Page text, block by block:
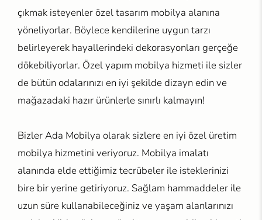
çıkmak isteyenler özel tasarım mobilya alanına
yöneliyorlar. Böylece kendilerine uygun tarzı
belirleyerek hayallerindeki dekorasyonları gerçeğe
dökebiliyorlar. Özel yapım mobilya hizmeti ile sizler
de bütün odalarınızı en iyi şekilde dizayn edin ve
mağazadaki hazır ürünlerle sınırlı kalmayın!
Bizler Ada Mobilya olarak sizlere en iyi özel üretim
mobilya hizmetini veriyoruz. Mobilya imalatı
alanında elde ettiğimiz tecrübeler ile isteklerinizi
bire bir yerine getiriyoruz. Sağlam hammaddeler ile
uzun süre kullanabileceğiniz ve yaşam alanlarınızı